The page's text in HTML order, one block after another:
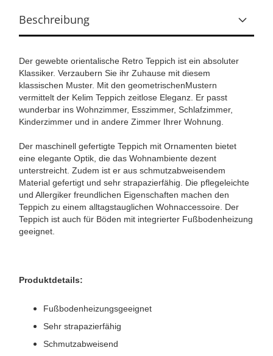
Beschreibung
Der gewebte orientalische Retro Teppich ist ein absoluter
Klassiker. Verzaubern Sie ihr Zuhause mit diesem
klassischen Muster. Mit den geometrischenMustern
vermittelt der Kelim Teppich zeitlose Eleganz. Er passt
wunderbar ins Wohnzimmer, Esszimmer, Schlafzimmer,
Kinderzimmer und in andere Zimmer Ihrer Wohnung.
Der maschinell gefertigte Teppich mit Ornamenten bietet
eine elegante Optik, die das Wohnambiente dezent
unterstreicht. Zudem ist er aus schmutzabweisendem
Material gefertigt und sehr strapazierfähig. Die pflegeleichte
und Allergiker freundlichen Eigenschaften machen den
Teppich zu einem alltagstauglichen Wohnaccessoire. Der
Teppich ist auch für Böden mit integrierter Fußbodenheizung
geeignet.
Produktdetails:
Fußbodenheizungsgeeignet
Sehr strapazierfähig
Schmutzabweisend